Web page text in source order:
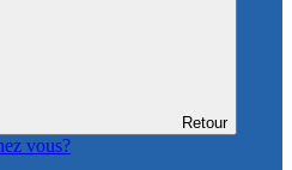
Retour
vous?